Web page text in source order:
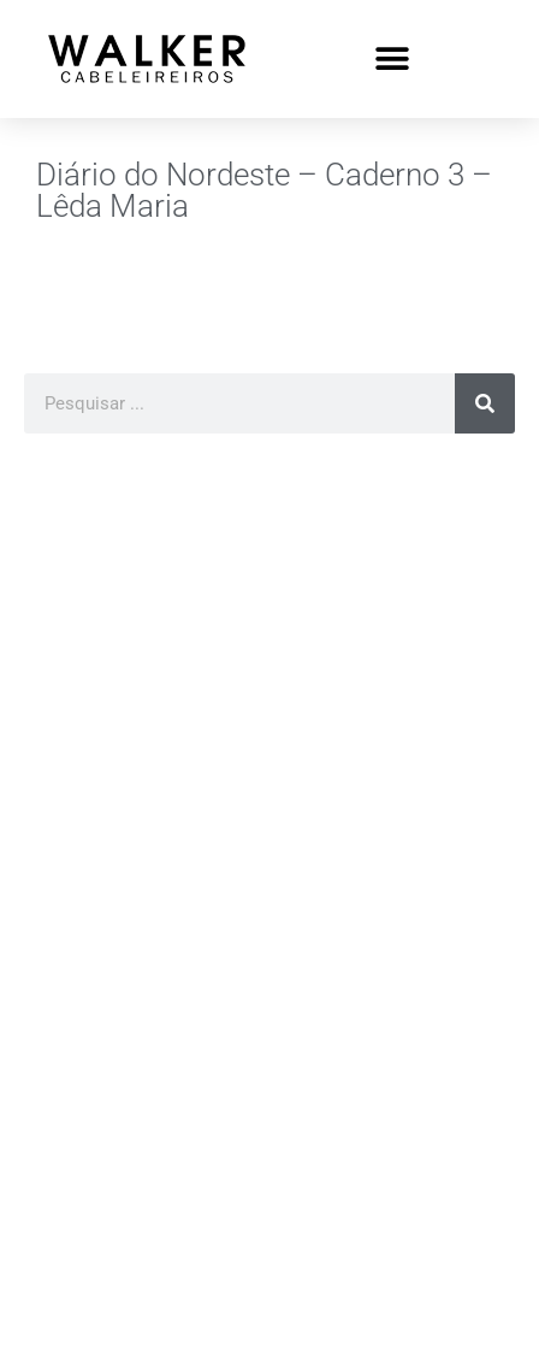
Diário do Nordeste – Caderno 3 –
Lêda Maria